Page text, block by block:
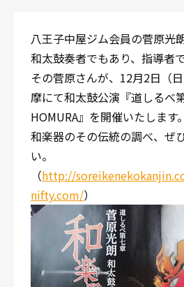
八王子中屋ボクシ
〒192-0072 東京都八王子市南
Tel/Fax：042-
営業時間：月〜土 14:00〜22:00 /
八王子中屋ジム会員の菅原光
和太鼓奏者でもあり、指導者
その菅原さんが、12月2日（
摩にて和太鼓公演『道しる
HOMURA』を開催いたします。
和楽器のその伝統の調べ、ぜ
い。
（http://
nifty.com/）